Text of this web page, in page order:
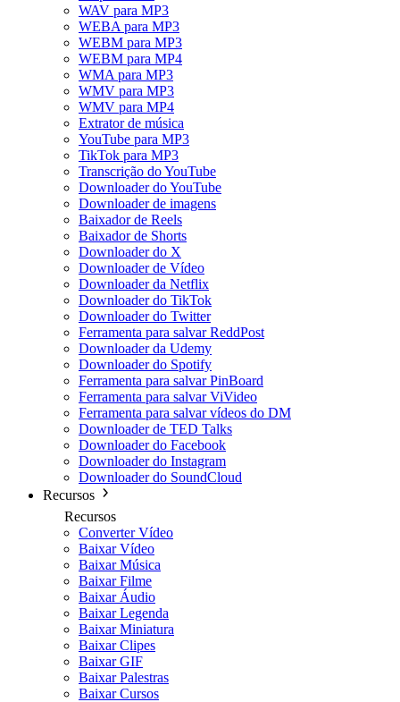
WAV para MP3
WEBA para MP3
WEBM para MP3
WEBM para MP4
WMA para MP3
WMV para MP3
WMV para MP4
Extrator de música
YouTube para MP3
TikTok para MP3
Transcrição do YouTube
Downloader do YouTube
Downloader de imagens
Baixador de Reels
Baixador de Shorts
Downloader do X
Downloader de Vídeo
Downloader da Netflix
Downloader do TikTok
Downloader do Twitter
Ferramenta para salvar ReddPost
Downloader da Udemy
Downloader do Spotify
Ferramenta para salvar PinBoard
Ferramenta para salvar ViVideo
Ferramenta para salvar vídeos do DM
Downloader de TED Talks
Downloader do Facebook
Downloader do Instagram
Downloader do SoundCloud
Recursos
Recursos
Converter Vídeo
Baixar Vídeo
Baixar Música
Baixar Filme
Baixar Áudio
Baixar Legenda
Baixar Miniatura
Baixar Clipes
Baixar GIF
Baixar Palestras
Baixar Cursos